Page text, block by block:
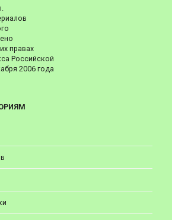
правах
Российской
2006 года